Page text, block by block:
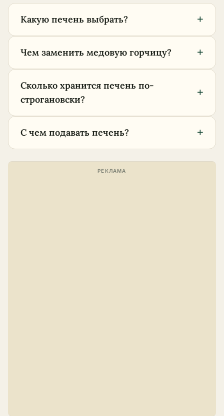
Какую печень выбрать? +
Чем заменить медовую горчицу? +
Сколько хранится печень по-
строгановски?
+
С чем подавать печень? +